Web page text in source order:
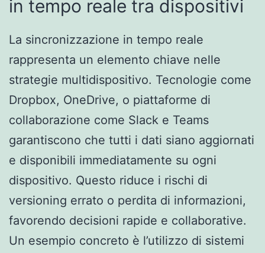
in tempo reale tra dispositivi
La sincronizzazione in tempo reale
rappresenta un elemento chiave nelle
strategie multidispositivo. Tecnologie come
Dropbox, OneDrive, o piattaforme di
collaborazione come Slack e Teams
garantiscono che tutti i dati siano aggiornati
e disponibili immediatamente su ogni
dispositivo. Questo riduce i rischi di
versioning errato o perdita di informazioni,
favorendo decisioni rapide e collaborative.
Un esempio concreto è l’utilizzo di sistemi